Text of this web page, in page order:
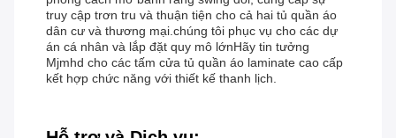
truy cập trơn tru và thuận tiện cho cả hai tủ quần áo
dân cư và thương mại.chúng tôi phục vụ cho các dự
án cá nhân và lắp đặt quy mô lớnHãy tin tưởng
Mjmhd cho các tấm cửa tủ quần áo laminate cao cấp
kết hợp chức năng với thiết kế thanh lịch.